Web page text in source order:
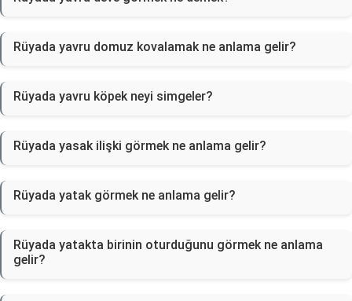
Rüyada yavru domuz kovalamak ne anlama gelir?
Rüyada yavru köpek neyi simgeler?
Rüyada yasak ilişki görmek ne anlama gelir?
Rüyada yatak görmek ne anlama gelir?
Rüyada yatakta birinin oturduğunu görmek ne anlama
gelir?